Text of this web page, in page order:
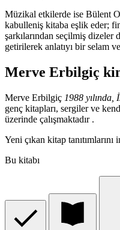
Müzikal etkilerde ise Bülent
kabulleniş kitaba eşlik eder;
şarkılarından seçilmiş dizeler
getirilerek anlatıyı bir selam
Merve Erbilgiç
Merve Erbilgiç 1988 yılında,
genç kitapları, sergiler ve
üzerinde çalışmaktadır .
Yeni çıkan kitap tanıtımlarını
Bu kitabı